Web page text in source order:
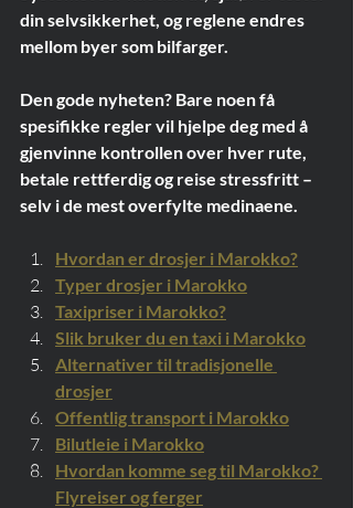
din selvsikkerhet, og reglene endres
mellom byer som bilfarger.
Den gode nyheten? Bare noen få
spesifikke regler vil hjelpe deg med å
gjenvinne kontrollen over hver rute,
betale rettferdig og reise stressfritt –
selv i de mest overfylte medinaene.
Hvordan er drosjer i Marokko?
Typer drosjer i Marokko
Taxipriser i Marokko?
Slik bruker du en taxi i Marokko
Alternativer til tradisjonelle
drosjer
Offentlig transport i Marokko
Bilutleie i Marokko
Hvordan komme seg til Marokko?
Flyreiser og ferger